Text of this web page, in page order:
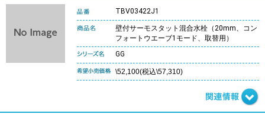
TBV03422J1
壁付サーモスタット混合水栓（20mm、コン
フォートウエーブ1モード、取替用）
GG
\52,100(税込\57,310)